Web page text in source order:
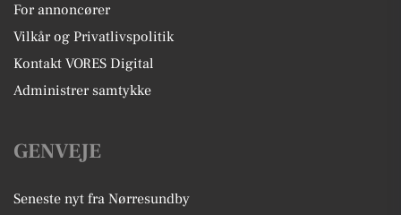
For annoncører
Vilkår og Privatlivspolitik
Kontakt VORES Digital
Administrer samtykke
GENVEJE
Seneste nyt fra Nørresundby